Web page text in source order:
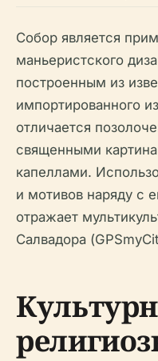
Собор является
маньеристского
построенным из
импортированного
отличается
священными
капеллами.
и мотивов наряду с
отражает
Салвадора